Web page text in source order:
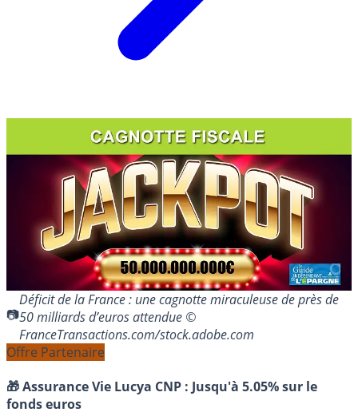
Déficit de la France : une cagnotte miraculeuse de près de
50 milliards d’euros attendue ©
FranceTransactions.com/stock.adobe.com
Offre Partenaire
🎁 Assurance Vie Lucya CNP : Jusqu'à 5.05% sur le
fonds euros